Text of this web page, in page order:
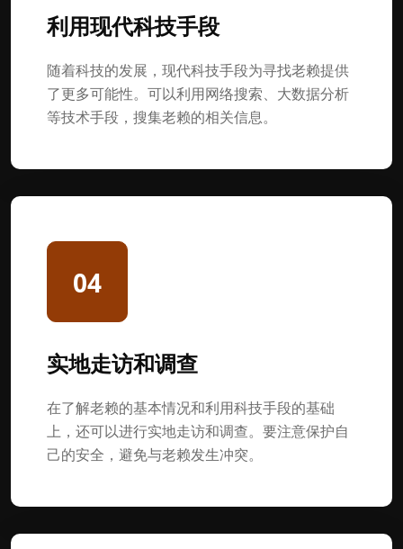
利用现代科技手段
随着科技的发展，现代科技手段为寻找老赖提供
了更多可能性。可以利用网络搜索、大数据分析
等技术手段，搜集老赖的相关信息。
04
实地走访和调查
在了解老赖的基本情况和利用科技手段的基础
上，还可以进行实地走访和调查。要注意保护自
己的安全，避免与老赖发生冲突。